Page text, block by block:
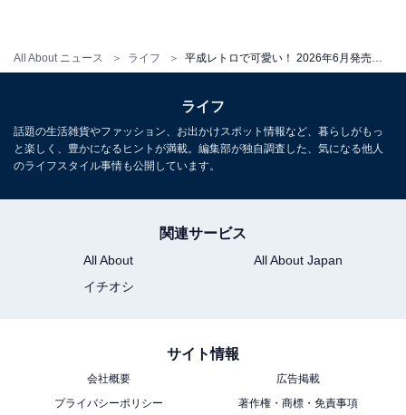
All About ニュース ライフ
【再販】300円でコンプしたくなる！ 2026年6
月発売「ちいかわ リップキャップマスコット」
全6種が見逃せない【最新ガチャ情報】
ライフ
話題の生活雑貨やファッション、お出かけスポット情報など、暮らしがもっ
と楽しく、豊かになるヒントが満載。編集部が独自調査した、気になる他人
のライフスタイル事情も公開しています。
関連サービス
All About
All About Japan
イチオシ
サイト情報
会社概要
広告掲載
プライバシーポリシー
著作権・商標・免責事項